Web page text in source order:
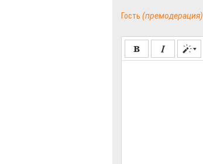
Гость (премодерация)